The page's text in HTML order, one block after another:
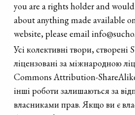
you are a rights holder and
about anything made available
website, please email
Усі колективні твори, створені
ліцензовані за міжнародною
Commons Attribution-
інші роботи залишаються за
власниками прав. Якщо ви є